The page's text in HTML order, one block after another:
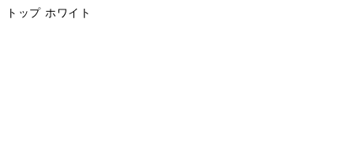
トップ ホワイト